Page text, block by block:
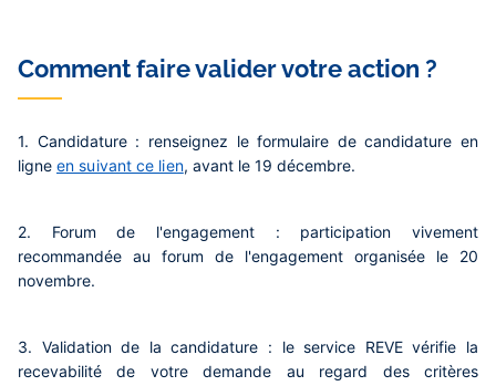
Comment faire valider votre action ?
1. Candidature : renseignez le formulaire de candidature en
ligne en suivant ce lien, avant le 19 décembre.
2. Forum de l'engagement : participation vivement
recommandée au forum de l'engagement organisée le 20
novembre.
3. Validation de la candidature : le service REVE vérifie la
recevabilité de votre demande au regard des critères